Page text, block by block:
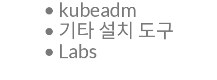
• kubeadm
• 기타 설치 도구
• Labs